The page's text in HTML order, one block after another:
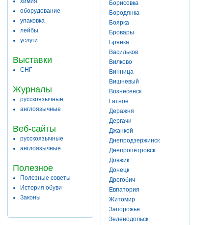
оборудование
упаковка
лейбы
услуги
Выставки
СНГ
Журналы
русскоязычные
англоязычные
Веб-сайты
русскоязычные
англоязычные
Полезное
Полезные советы
История обуви
Законы
Борисовка
Бородянка
Боярка
Бровары
Брянка
Васильков
Вилково
Винница
Вишневый
Вознесенск
Гатное
Деражня
Дергачи
Джанкой
Днепродзержинск
Днепропетровск
Довжик
Донецк
Дрогобич
Евпатория
Житомир
Запорожье
Зеленодольск